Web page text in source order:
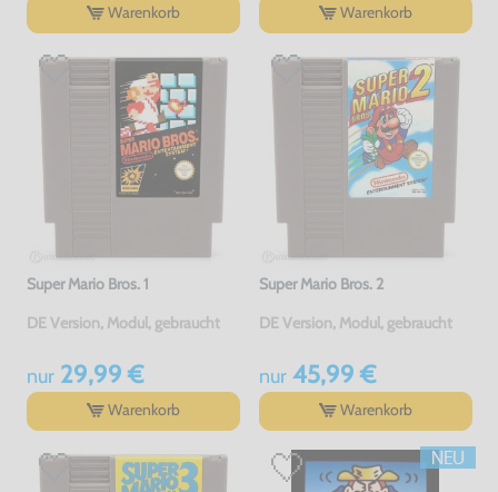
Warenkorb Warenkorb
Super Mario Bros. 1
DE Version, Modul, gebraucht
nur29,99 €
Warenkorb
Super Mario Bros. 2
DE Version, Modul, gebraucht
nur45,99 €
Warenkorb